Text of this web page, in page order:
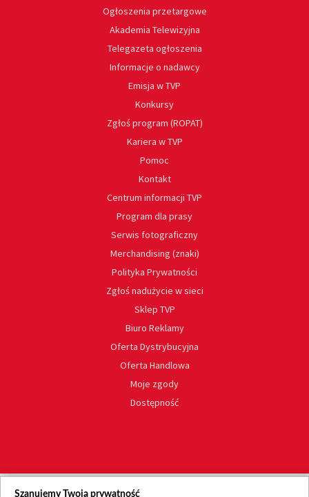
Ogłoszenia przetargowe
Akademia Telewizyjna
Telegazeta ogłoszenia
Informacje o nadawcy
Emisja w TVP
Konkursy
Zgłoś program (ROPAT)
Kariera w TVP
Pomoc
Kontakt
Centrum informacji TVP
Program dla prasy
Serwis fotograficzny
Merchandising (znaki)
Polityka Prywatności
Zgłoś nadużycie w sieci
Sklep TVP
Biuro Reklamy
Oferta Dystrybucyjna
Oferta Handlowa
Moje zgody
Dostępność
Szanujemy Twoją prywatność